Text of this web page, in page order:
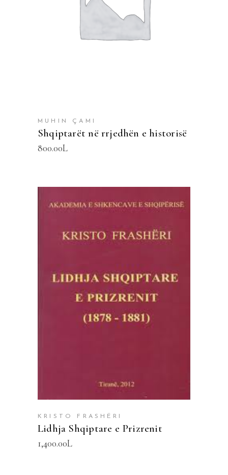
SHTOJE NË SHPORTË
MUHIN ÇAMI
Shqiptarët në rrjedhën e historisë
800.00L
SHTOJE NË SHPORTË
KRISTO FRASHËRI
Lidhja Shqiptare e Prizrenit
1,400.00L